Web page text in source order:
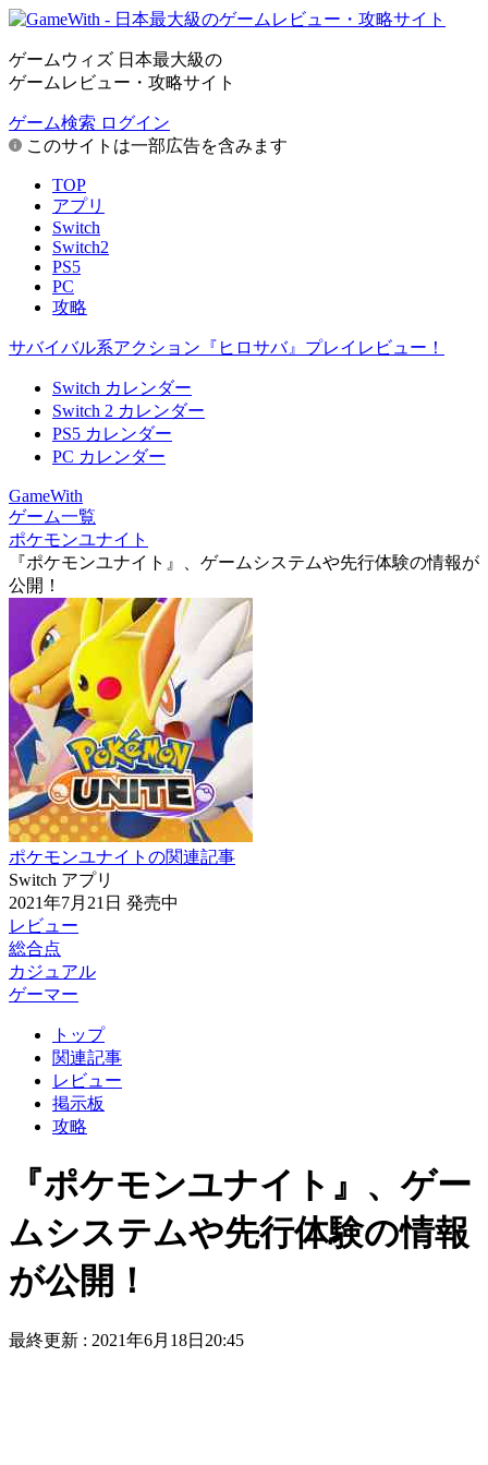
ゲームウィズ 日本最大級の
ゲームレビュー・攻略サイト
ゲーム検索 ログイン
このサイトは一部広告を含みます
TOP
アプリ
Switch
Switch2
PS5
PC
攻略
サバイバル系アクション『ヒロサバ』プレイレビュー！
Switch カレンダー
Switch 2 カレンダー
PS5 カレンダー
PC カレンダー
GameWith
ゲーム一覧
ポケモンユナイト
『ポケモンユナイト』、ゲームシステムや先行体験の情報が
公開！
ポケモンユナイトの関連記事
Switch アプリ
2021年7月21日 発売中
レビュー
総合点
カジュアル
ゲーマー
トップ
関連記事
レビュー
掲示板
攻略
『ポケモンユナイト』、ゲー
ムシステムや先行体験の情報
が公開！
最終更新 : 2021年6月18日20:45